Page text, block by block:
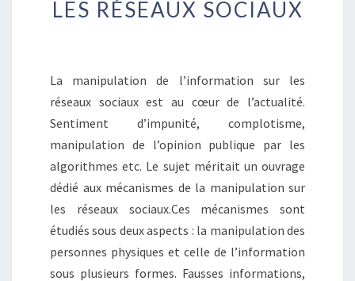
SUR
LES RÉSEAUX SOCIAUX
La manipulation de l’information sur les
réseaux sociaux est au cœur de l’actualité.
Sentiment d’impunité, complotisme,
manipulation de l’opinion publique par les
algorithmes etc. Le sujet méritait un ouvrage
dédié aux mécanismes de la manipulation sur
les réseaux sociaux.Ces mécanismes sont
étudiés sous deux aspects : la manipulation des
personnes physiques et celle de l’information
sous plusieurs formes. Fausses informations,